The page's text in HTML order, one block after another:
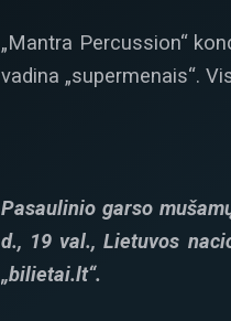
„Mantra Percussion“
vadina „supermenais“.
Pasaulinio garso
d., 19 val.,Lietuvos
„bilietai.lt“.